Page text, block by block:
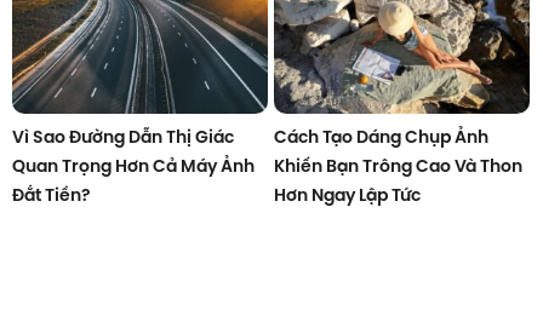
Vì Sao Đường Dẫn Thị Giác
Quan Trọng Hơn Cả Máy Ảnh
Đắt Tiền?
Cách Tạo Dáng Chụp Ảnh
Khiến Bạn Trông Cao Và Thon
Hơn Ngay Lập Tức